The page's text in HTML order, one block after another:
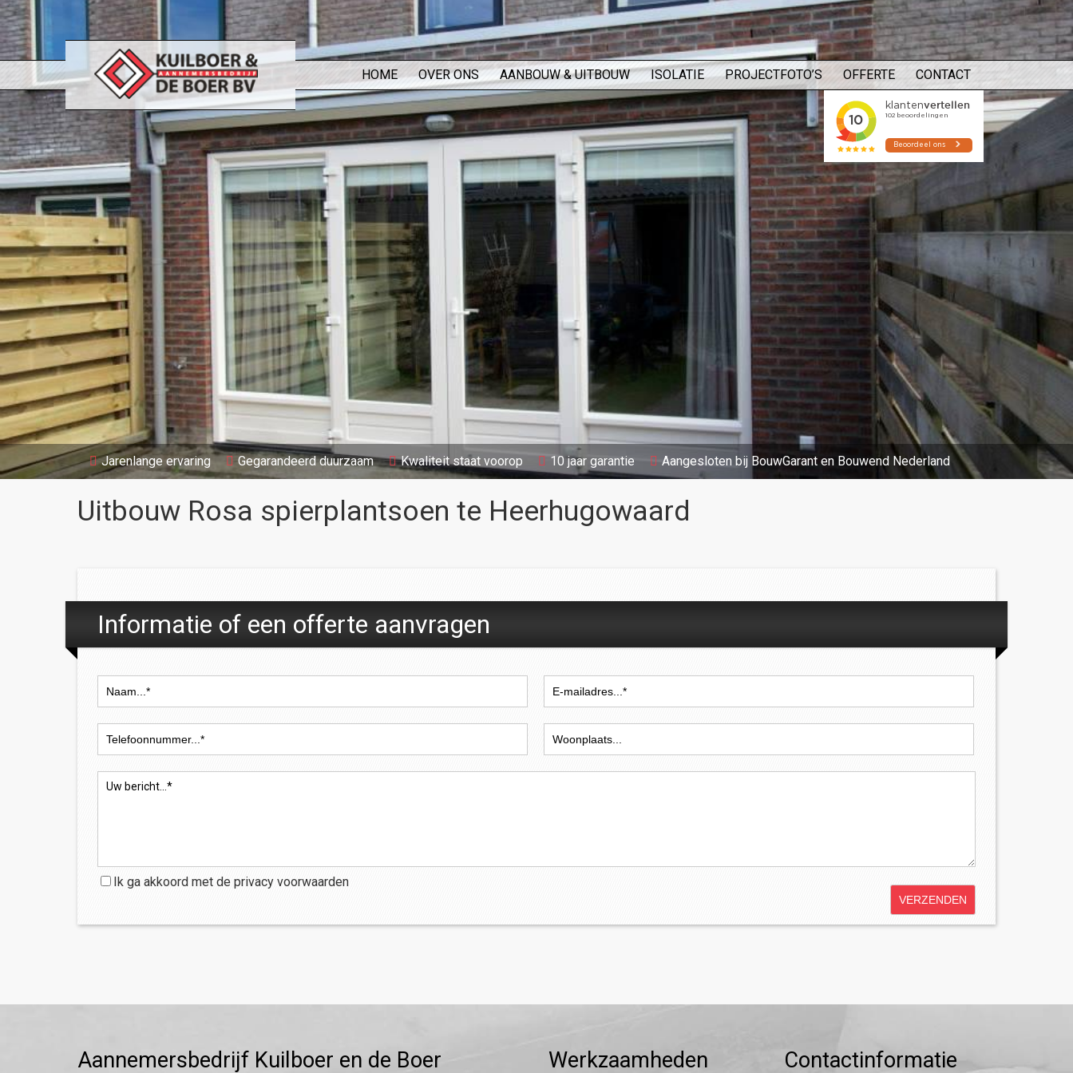
HOME OVER ONS AANBOUW & UITBOUW ISOLATIE PROJECTFOTO’S OFFERTE CONTACT
Jarenlange ervaring Gegarandeerd duurzaam Kwaliteit staat voorop 10 jaar garantie Aangesloten bij BouwGarant en Bouwend Nederland
Uitbouw Rosa spierplantsoen te Heerhugowaard
Informatie of een offerte aanvragen
Ik ga akkoord met de privacy voorwaarden
Aannemersbedrijf Kuilboer en de Boer Werkzaamheden Contactinformatie